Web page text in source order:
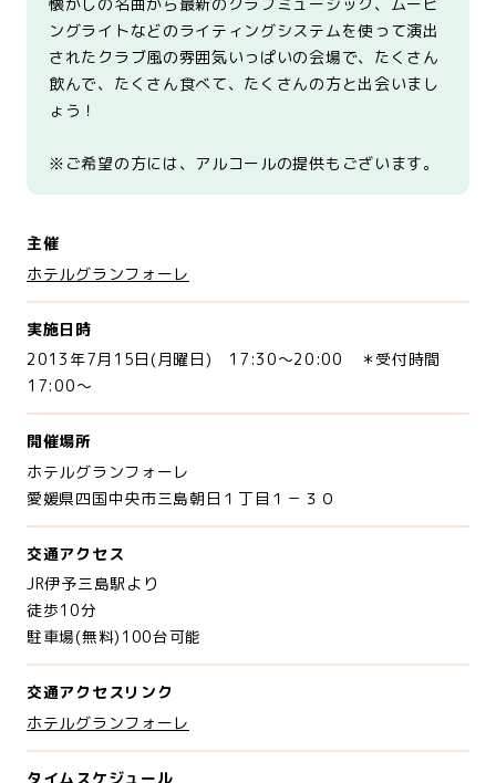
懐かしの名曲から最新のクラブミュージック、ムービ
ングライトなどのライティングシステムを使って演出
されたクラブ風の雰囲気いっぱいの会場で、たくさん
飲んで、たくさん食べて、たくさんの方と出会いまし
ょう！
※ご希望の方には、アルコールの提供もございます。
主催
ホテルグランフォーレ
実施日時
2013年7月15日(月曜日) 17:30～20:00 ＊受付時間
17:00～
開催場所
ホテルグランフォーレ
愛媛県四国中央市三島朝日１丁目１－３０
交通アクセス
JR伊予三島駅より
徒歩10分
駐車場(無料)100台可能
交通アクセスリンク
ホテルグランフォーレ
タイムスケジュール